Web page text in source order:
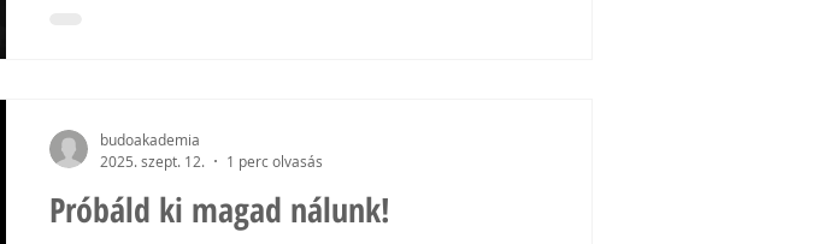
Próbáld ki magad nálunk!
budoakademia
2025. szept. 12.
1 perc olvasás